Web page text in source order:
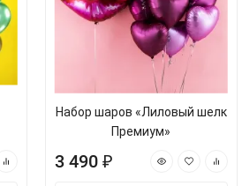
Набор шаров «Лиловый шелк
Премиум»
3 490 ₽